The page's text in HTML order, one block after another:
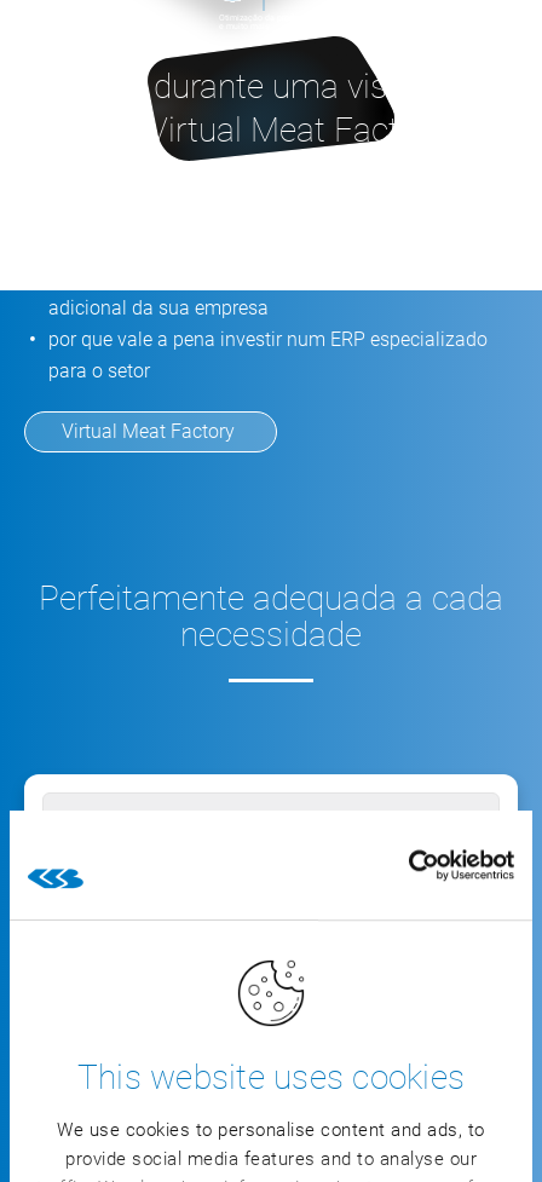
This website uses cookies
We use cookies to personalise content and ads, to
provide social media features and to analyse our
Aprenda durante uma visita
à nossa Virtual Meat Factory
adicional da sua empresa
por que vale a pena investir num ERP especializado
para o setor
Virtual Meat Factory
Otimização da produção
Perfeitamente adequada a cada
necessidade
A solução industrial pronta a usar
Integração rápida nos principais processos